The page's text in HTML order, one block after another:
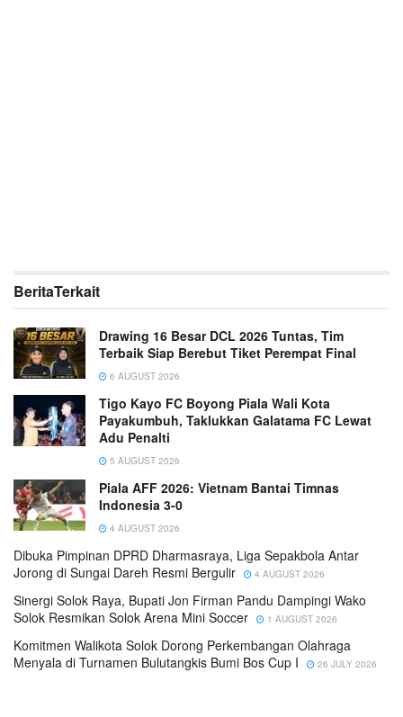
BeritaTerkait
Drawing 16 Besar DCL 2026 Tuntas, Tim
Terbaik Siap Berebut Tiket Perempat Final
6 AUGUST 2026
Tigo Kayo FC Boyong Piala Wali Kota
Payakumbuh, Taklukkan Galatama FC Lewat
Adu Penalti
5 AUGUST 2026
Piala AFF 2026: Vietnam Bantai Timnas
Indonesia 3-0
4 AUGUST 2026
Dibuka Pimpinan DPRD Dharmasraya, Liga Sepakbola Antar
Jorong di Sungai Dareh Resmi Bergulir
4 AUGUST 2026
Sinergi Solok Raya, Bupati Jon Firman Pandu Dampingi Wako
Solok Resmikan Solok Arena Mini Soccer
1 AUGUST 2026
Komitmen Walikota Solok Dorong Perkembangan Olahraga
Menyala di Turnamen Bulutangkis Bumi Bos Cup I
26 JULY 2026